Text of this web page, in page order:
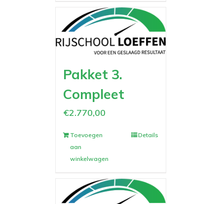
Pakket 3.
Compleet
€2.770,00
Toevoegen
aan
winkelwagen
Details